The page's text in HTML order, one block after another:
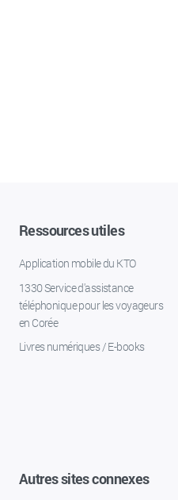
Ressources utiles
Application mobile du KTO
1330 Service d'assistance
téléphonique pour les voyageurs
en Corée
Livres numériques / E-books
Autres sites connexes